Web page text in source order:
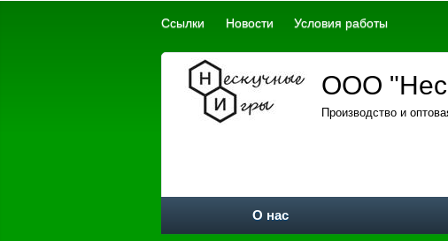
Ссылки Новости Условия работы
ООО
Производство и
О нас